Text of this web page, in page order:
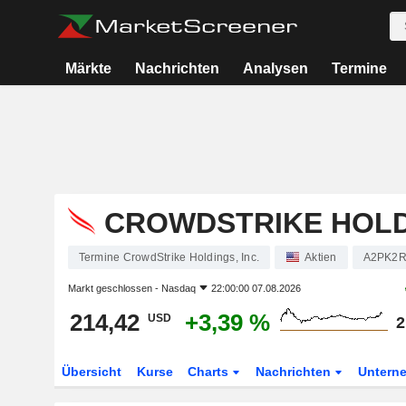
Märkte Nachrichten Analysen Termine
CROWDSTRIKE
Termine CrowdStrike Holdings, Inc. Aktien A2PK2R
Markt geschlossen - Nasdaq 22:00:00 07.08.2026
214,42 USD +3,39 %
Übersicht Kurse Charts Nachrichten